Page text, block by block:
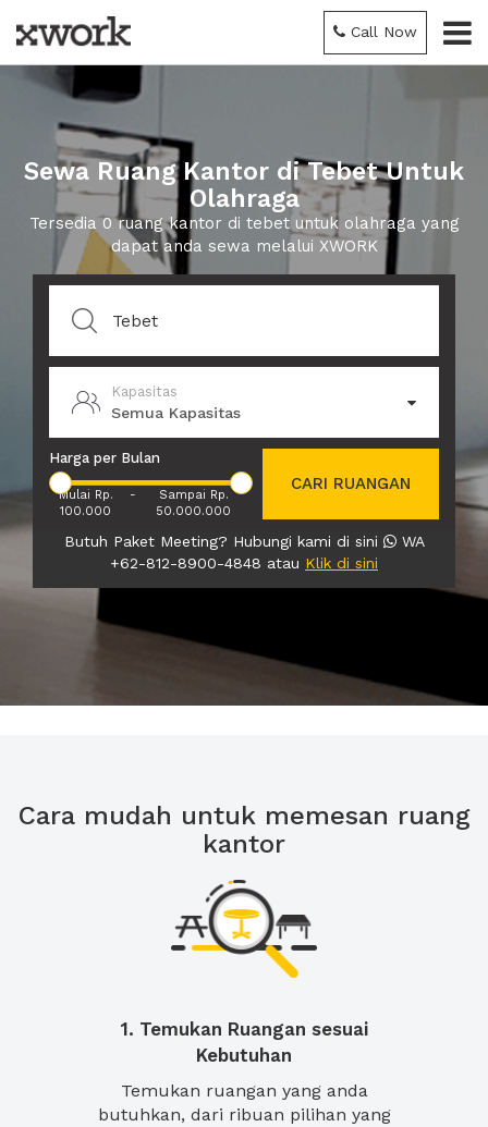
Call Now
Sewa Ruang Kantor di Tebet Untuk
Olahraga
Tersedia 0 ruang kantor di tebet untuk olahraga yang
dapat anda sewa melalui XWORK
Kapasitas
Semua Kapasitas
Harga per Bulan
Mulai Rp.
100.000
-
Sampai Rp.
50.000.000
CARI RUANGAN
Butuh Paket Meeting? Hubungi kami di sini
WA
+62-812-8900-4848 atau Klik di sini
Cara mudah untuk memesan ruang
kantor
1. Temukan Ruangan sesuai
Kebutuhan
Temukan ruangan yang anda
butuhkan, dari ribuan pilihan yang